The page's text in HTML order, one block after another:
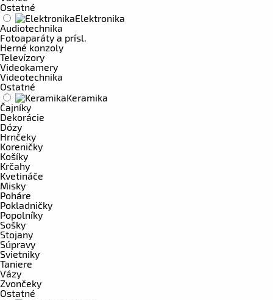
Ostatné
Elektronika
Audiotechnika
Fotoaparáty a prísl.
Herné konzoly
Televízory
Videokamery
Videotechnika
Ostatné
Keramika
Čajníky
Dekorácie
Dózy
Hrnčeky
Koreničky
Košíky
Krčahy
Kvetináče
Misky
Poháre
Pokladničky
Popolníky
Sošky
Stojany
Súpravy
Svietniky
Taniere
Vázy
Zvončeky
Ostatné